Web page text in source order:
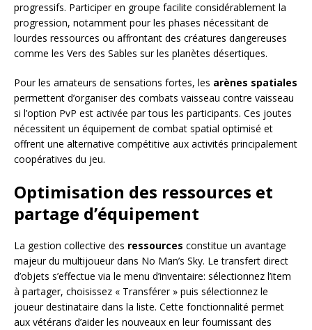
progressifs. Participer en groupe facilite considérablement la
progression, notamment pour les phases nécessitant de
lourdes ressources ou affrontant des créatures dangereuses
comme les Vers des Sables sur les planètes désertiques.
Pour les amateurs de sensations fortes, les arènes spatiales
permettent d’organiser des combats vaisseau contre vaisseau
si l’option PvP est activée par tous les participants. Ces joutes
nécessitent un équipement de combat spatial optimisé et
offrent une alternative compétitive aux activités principalement
coopératives du jeu.
Optimisation des ressources et
partage d’équipement
La gestion collective des ressources constitue un avantage
majeur du multijoueur dans No Man’s Sky. Le transfert direct
d’objets s’effectue via le menu d’inventaire: sélectionnez l’item
à partager, choisissez « Transférer » puis sélectionnez le
joueur destinataire dans la liste. Cette fonctionnalité permet
aux vétérans d’aider les nouveaux en leur fournissant des